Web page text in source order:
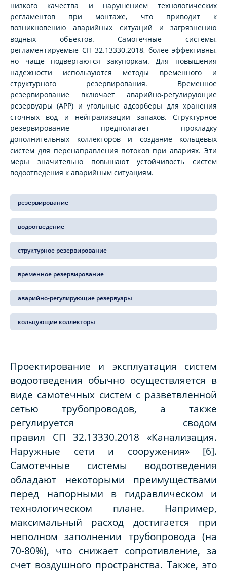
низкого качества и нарушением технологических
регламентов при монтаже, что приводит к
возникновению аварийных ситуаций и загрязнению
водных объектов. Самотечные системы,
регламентируемые СП 32.13330.2018, более эффективны,
но чаще подвергаются закупоркам. Для повышения
надежности используются методы временного и
структурного резервирования. Временное
резервирование включает аварийно-регулирующие
резервуары (АРР) и угольные адсорберы для хранения
сточных вод и нейтрализации запахов. Структурное
резервирование предполагает прокладку
дополнительных коллекторов и создание кольцевых
систем для перенаправления потоков при авариях. Эти
меры значительно повышают устойчивость систем
водоотведения к аварийным ситуациям.
резервирование
водоотведение
структурное резервирование
временное резервирование
аварийно-регулирующие резервуары
кольцующие коллекторы
Проектирование и эксплуатация систем
водоотведения обычно осуществляется в
виде самотечных систем с разветвленной
сетью трубопроводов, а также
регулируется сводом
правил СП 32.13330.2018 «Канализация.
Наружные сети и сооружения» [6].
Самотечные системы водоотведения
обладают некоторыми преимуществами
перед напорными в гидравлическом и
технологическом плане. Например,
максимальный расход достигается при
неполном заполнении трубопровода (на
70-80%), что снижает сопротивление, за
счет воздушного пространства. Также, это